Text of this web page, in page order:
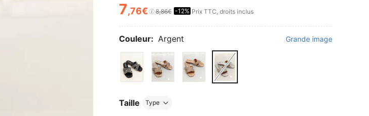
PRICE AND AVAILABILITY
7,76€ 8,86€ -12% Prix TTC, droits inclus
Couleur: Argent Grande image
Taille Type